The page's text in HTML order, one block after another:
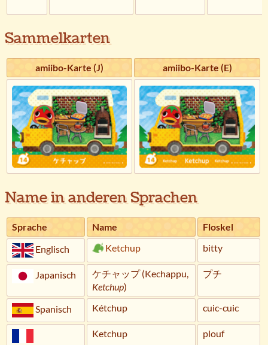
Sammelkarten
amiibo-Karte (J) amiibo-Karte (E)
Name in anderen Sprachen
Sprache Name
Floskel
Englisch
Ketchup bitty
Japanisch
ケチャップ (Kechappu,
Ketchup)
プチ
Spanisch Kétchup cuic-cuic
Ketchup plouf